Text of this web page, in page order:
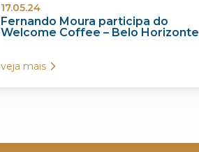
17.05.24
Fernando Moura participa do
Welcome Coffee – Belo Horizonte
veja mais